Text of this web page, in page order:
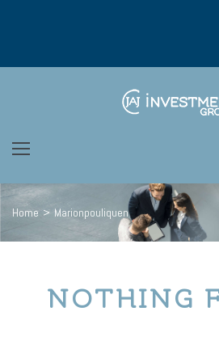
Home > Marionpouliquen
NOTHING